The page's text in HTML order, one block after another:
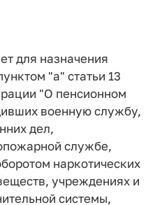
для назначения
"а" статьи 13
"О пенсионном
военную службу,
дел,
службе,
наркотических
учреждениях и
системы,